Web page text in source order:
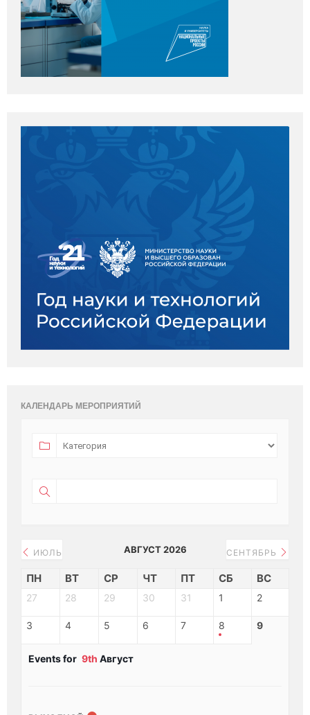
КАЛЕНДАРЬ МЕРОПРИЯТИЙ
ИЮЛЬ АВГУСТ 2026 СЕНТЯБРЬ
ПН ВТ СР ЧТ ПТ СБ ВС
27 28 29 30 31 1 2
3 4 5 6 7 8 9
Events for 9th Август